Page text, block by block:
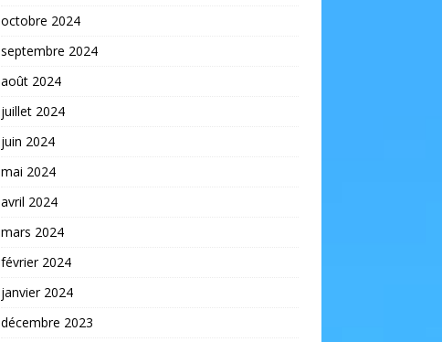
octobre 2024
septembre 2024
août 2024
juillet 2024
juin 2024
mai 2024
avril 2024
mars 2024
février 2024
janvier 2024
décembre 2023